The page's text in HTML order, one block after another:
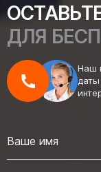
ДЛЯ
Наш